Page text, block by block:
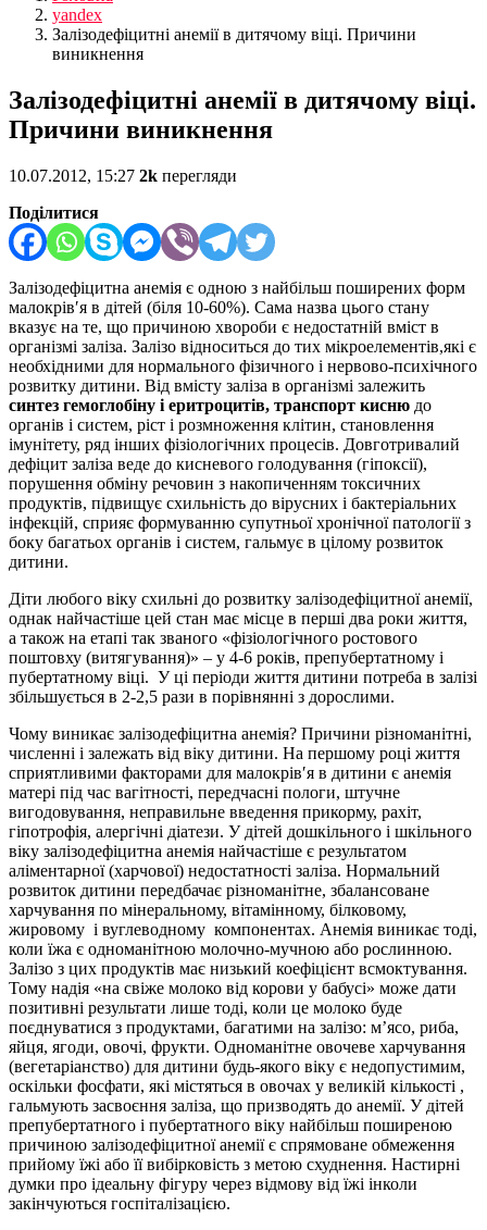
yandex
Залізодефіцитні анемії в дитячому віці. Причини
виникнення
Залізодефіцитні анемії в дитячому віці.
Причини виникнення
10.07.2012, 15:27 2k перегляди
Поділитися
Залізодефіцитна анемія є одною з найбільш поширених форм
малокрів′я в дітей (біля 10-60%). Сама назва цього стану
вказує на те, що причиною хвороби є недостатній вміст в
організмі заліза. Залізо відноситься до тих мікроелементів,які є
необхідними для нормального фізичного і нервово-психічного
розвитку дитини. Від вмісту заліза в організмі залежить
синтез гемоглобіну і еритроцитів, транспорт кисню до
органів і систем, ріст і розмноження клітин, становлення
імунітету, ряд інших фізіологічних процесів. Довготривалий
дефіцит заліза веде до кисневого голодування (гіпоксії),
порушення обміну речовин з накопиченням токсичних
продуктів, підвищує схильність до вірусних і бактеріальних
інфекцій, сприяє формуванню супутньої хронічної патології з
боку багатьох органів і систем, гальмує в цілому розвиток
дитини.
Діти любого віку схильні до розвитку залізодефіцитної анемії,
однак найчастіше цей стан має місце в перші два роки життя,
а також на етапі так званого «фізіологічного ростового
поштовху (витягування)» – у 4-6 років, препубертатному і
пубертатному віці. У ці періоди життя дитини потреба в залізі
збільшується в 2-2,5 рази в порівнянні з дорослими.
Чому виникає залізодефіцитна анемія? Причини різноманітні,
численні і залежать від віку дитини. На першому році життя
сприятливими факторами для малокрів′я в дитини є анемія
матері під час вагітності, передчасні пологи, штучне
вигодовування, неправильне введення прикорму, рахіт,
гіпотрофія, алергічні діатези. У дітей дошкільного і шкільного
віку залізодефіцитна анемія найчастіше є результатом
аліментарної (харчової) недостатності заліза. Нормальний
розвиток дитини передбачає різноманітне, збалансоване
харчування по мінеральному, вітамінному, білковому,
жировому і вуглеводному компонентах. Анемія виникає тоді,
коли їжа є одноманітною молочно-мучною або рослинною.
Залізо з цих продуктів має низький коефіцієнт всмоктування.
Тому надія «на свіже молоко від корови у бабусі» може дати
позитивні результати лише тоді, коли це молоко буде
поєднуватися з продуктами, багатими на залізо: м’ясо, риба,
яйця, ягоди, овочі, фрукти. Одноманітне овочеве харчування
(вегетаріанство) для дитини будь-якого віку є недопустимим,
оскільки фосфати, які містяться в овочах у великій кількості ,
гальмують засвоєння заліза, що призводять до анемії. У дітей
препубертатного і пубертатного віку найбільш поширеною
причиною залізодефіцитної анемії є спрямоване обмеження
прийому їжі або її вибірковість з метою схуднення. Настирні
думки про ідеальну фігуру через відмову від їжі інколи
закінчуються госпіталізацією.